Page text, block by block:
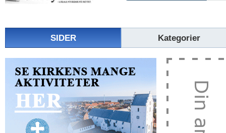
SIDER Kategorier